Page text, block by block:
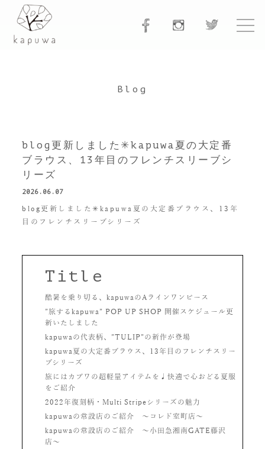
Blog
blog更新しました✳︎kapuwa夏の大定番
ブラウス、13年目のフレンチスリーブシ
リーズ
2026.06.07
blog更新しました✳︎kapuwa夏の大定番ブラウス、13年
目のフレンチスリーブシリーズ
Title
酷暑を乗り切る、kapuwaのAラインワンピース
”旅するkapuwa” POP UP SHOP 開催スケジュール更
新いたしました
kapuwaの代表柄、”TULIP”の新作が登場
kapuwa夏の大定番ブラウス、13年目のフレンチスリー
ブシリーズ
旅にはカプワの超軽量アイテムを♩快適で心おどる夏服
をご紹介
2022年復刻柄・Multi Stripeシリーズの魅力
kapuwaの常設店のご紹介 〜コレド室町店〜
kapuwaの常設店のご紹介 〜小田急湘南GATE藤沢
店〜